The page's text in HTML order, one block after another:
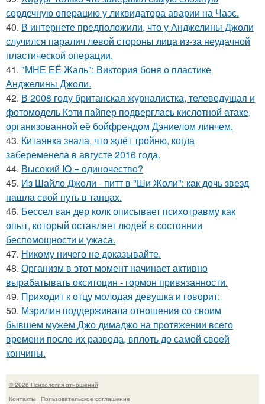
сердечную операцию у ликвидатора аварии на Чаэс.
40. В интернете предположили, что у Анджелины Джоли
случился паралич левой стороны лица из-за неудачной
пластической операции.
41. "МНЕ ЕЁ Жаль": Виктория боня о пластике
Анджелины Джоли.
42. В 2008 году британская журналистка, телеведущая и
фотомодель Кэти пайпер подверглась кислотной атаке,
организованной её бойфрендом Дэниелом линчем.
43. Китаянка знала, что ждёт тройню, когда
забеременела в августе 2016 года.
44. Высокий IQ = одиночество?
45. Из Шайло Джоли - питт в "Ши Жоли": как дочь звезд
нашла свой путь в танцах.
46. Бессел ван дер колк описывает психотравму как
опыт, который оставляет людей в состоянии
беспомощности и ужаса.
47. Никому ничего не доказывайте.
48. Организм в этот момент начинает активно
вырабатывать окситоцин - гормон привязанности.
49. Приходит к отцу молодая девушка и говорит:
50. Мэрилин поддерживала отношения со своим
бывшем мужем Джо димаджо на протяжении всего
времени после их развода, вплоть до самой своей
кончины.
© 2026 Психология отношений
Контакты
Пользовательское соглашение